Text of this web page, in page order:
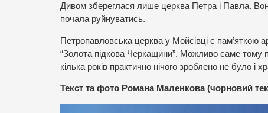
Дивом збереглася лише церква Петра і Павла.
почала руйнуватись.
Петропавловська церква у Мойсівці є пам’яткою
“Золота підкова Черкащини”. Можливо саме тому
кілька років практично нічого зроблено не було і
Текст та фото Романа Маленкова (чорновий